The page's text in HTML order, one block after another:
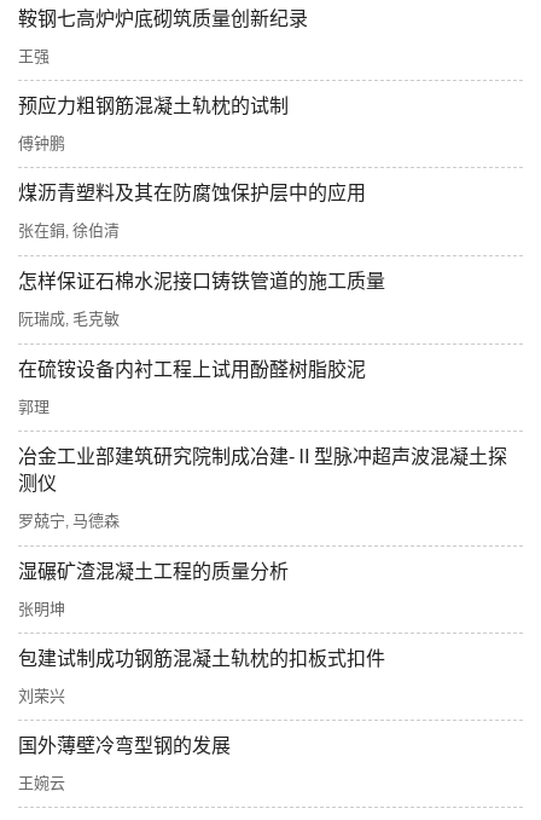
鞍钢七高炉炉底砌筑质量创新纪录
王强
预应力粗钢筋混凝土轨枕的试制
傅钟鹏
煤沥青塑料及其在防腐蚀保护层中的应用
张在鋗 徐伯清
怎样保证石棉水泥接口铸铁管道的施工质量
阮瑞成 毛克敏
在硫铵设备内衬工程上试用酚醛树脂胶泥
郭理
冶金工业部建筑研究院制成冶建-Ⅱ型脉冲超声波混凝土探
测仪
罗兢宁 马德森
湿碾矿渣混凝土工程的质量分析
张明坤
包建试制成功钢筋混凝土轨枕的扣板式扣件
刘荣兴
国外薄壁冷弯型钢的发展
王婉云